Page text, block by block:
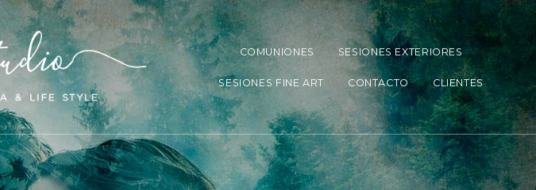
COMUNIONES SESIONES EXTERIORES
SESIONES FINE ART CONTACTO CLIENTES